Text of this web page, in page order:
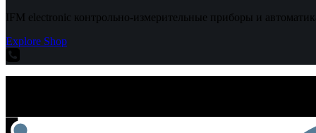
IFM electronic контрольно-измерительные приборы и
Explore Shop